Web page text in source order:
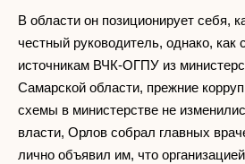
В области он позиционирует себя,
честный руководитель, однако, как
источникам ВЧК-ОГПУ из
Самарской области, прежние
схемы в министерстве не
власти, Орлов собрал главных
лично объявил им, что